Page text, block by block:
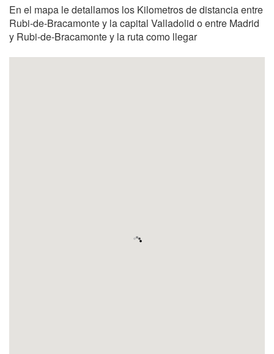
En el mapa le detallamos los Kilometros de distancia entre
Rubi-de-Bracamonte y la capital Valladolid o entre Madrid
y Rubi-de-Bracamonte y la ruta como llegar